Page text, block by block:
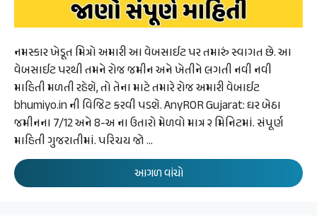
નમસ્કાર ખેડૂત મિત્રો અમારી આ વેબસાઈટ પર તમારું સ્વાગત છે. આ
વેબસાઈટ પરથી તમને રોજ જમીન અને ખેતીને લગતી નવી નવી
માહિતી મળતી રહેશે, તો તેના માટે તમારે રોજ અમારી વેબાઈટ
bhumiyo.in ની વિજિટ કરવી પડશે. AnyROR Gujarat: ઘર બેઠા
જમીનના 7/12 અને 8-અ ના ઉતારો મેળવો માત્ર ૨ મિનિટમાં. સંપૂર્ણ
માહિતી ગુજરાતીમાં. પરિચય જો …
આગળ વાંચો